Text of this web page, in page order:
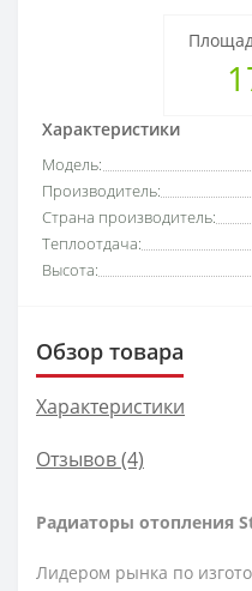
Характеристики
Модель:
Производитель:
Страна производитель:
Теплоотдача:
Высота:
Обзор товара
Характеристики
Отзывов (4)
Радиаторы отопления
Лидером рынка по